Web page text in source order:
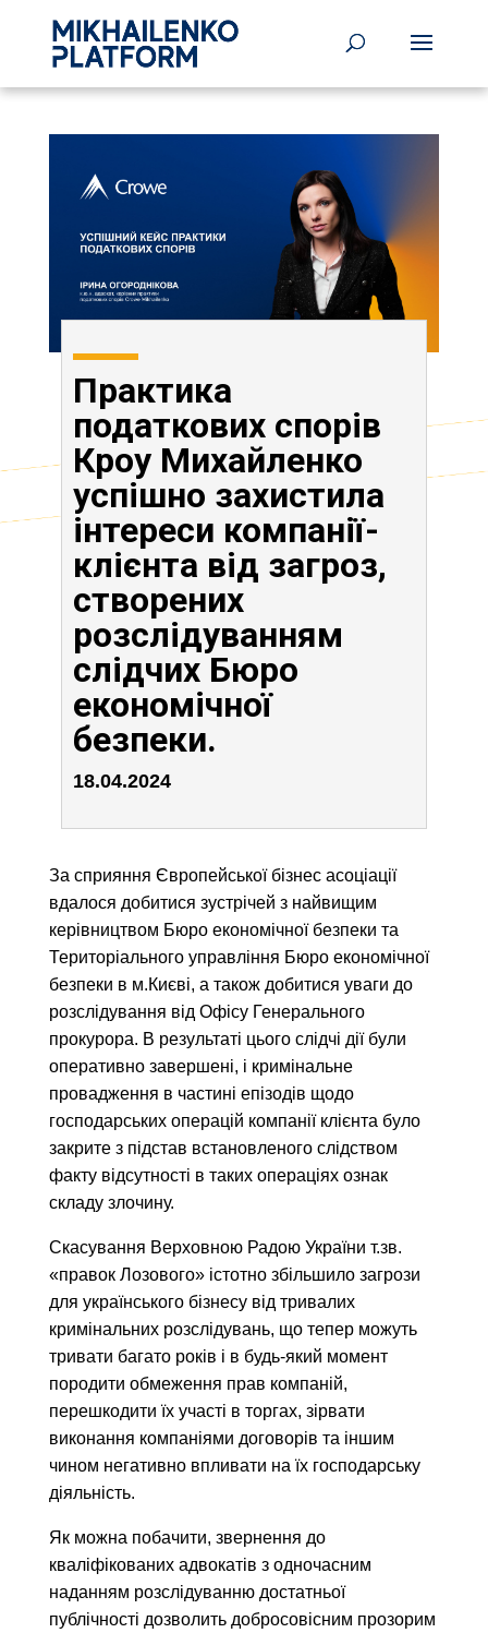
Практика
податкових спорів
Кроу Михайленко
успішно захистила
інтереси компанії-
клієнта від загроз,
створених
розслідуванням
слідчих Бюро
економічної
безпеки.
18.04.2024
За сприяння Європейської бізнес асоціації
вдалося добитися зустрічей з найвищим
керівництвом Бюро економічної безпеки та
Територіального управління Бюро економічної
безпеки в м.Києві, а також добитися уваги до
розслідування від Офісу Генерального
прокурора. В результаті цього слідчі дії були
оперативно завершені, і кримінальне
провадження в частині епізодів щодо
господарських операцій компанії клієнта було
закрите з підстав встановленого слідством
факту відсутності в таких операціях ознак
складу злочину.
Скасування Верховною Радою України т.зв.
«правок Лозового» істотно збільшило загрози
для українського бізнесу від тривалих
кримінальних розслідувань, що тепер можуть
тривати багато років і в будь-який момент
породити обмеження прав компаній,
перешкодити їх участі в торгах, зірвати
виконання компаніями договорів та іншим
чином негативно впливати на їх господарську
діяльність.
Як можна побачити, звернення до
кваліфікованих адвокатів з одночасним
наданням розслідуванню достатньої
публічності дозволить добросовісним прозорим